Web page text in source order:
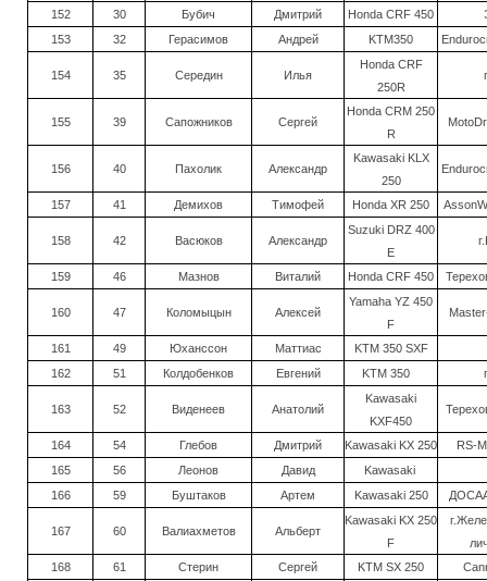
152
30 Бубич Дмитрий Honda CRF 450
153
32 Герасимов Андрей KTM350
154 35 Середин Илья
Honda CRF
250R
155 39 Сапожников Сергей
Honda CRM 250
R
156 40 Пахолик Александр
Kawasaki KLX
250
157 41 Демихов Тимофей Honda XR 250
158 42 Васюков Александр
Suzuki DRZ 400
E
159 46 Мазнов Виталий Honda CRF 450
160 47 Коломыцын Алексей
Yamaha YZ 450
F
161 49 Юханссон Маттиас KTM 350 SXF
162
51 Колдобенков Евгений KTM 350
163 52 Виденеев Анатолий
Kawasaki
KXF450
164 54 Глебов Дмитрий Kawasaki KX 250
RS-
165
56 Леонов Давид
Kawasaki
166
59 Буштаков Артем Kawasaki 250
167 60 Валиахметов Альберт
Kawasaki KX 250
F
168
61 Стерин Сергей KTM SX 250